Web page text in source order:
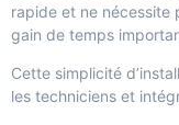
rapide et ne nécessite
gain de temps
Cette simplicité
les techniciens et